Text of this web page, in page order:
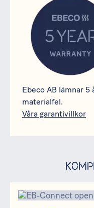
Ebeco AB lämnar
materialfel.
Våra garantivillkor
EB-Connect WiFi